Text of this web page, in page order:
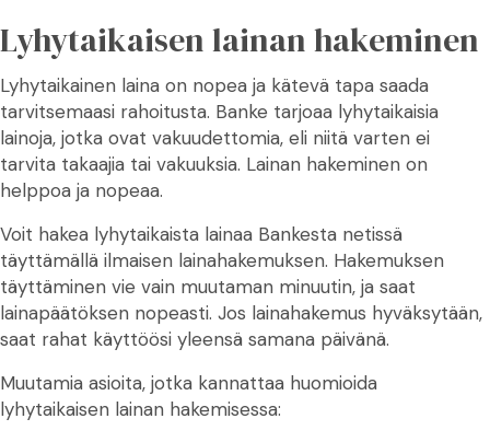
Lyhytaikaisen lainan hakeminen
Lyhytaikainen laina on nopea ja kätevä tapa saada
tarvitsemaasi rahoitusta. Banke tarjoaa lyhytaikaisia
lainoja, jotka ovat vakuudettomia, eli niitä varten ei
tarvita takaajia tai vakuuksia. Lainan hakeminen on
helppoa ja nopeaa.
Voit hakea lyhytaikaista lainaa Bankesta netissä
täyttämällä ilmaisen lainahakemuksen. Hakemuksen
täyttäminen vie vain muutaman minuutin, ja saat
lainapäätöksen nopeasti. Jos lainahakemus hyväksytään,
saat rahat käyttöösi yleensä samana päivänä.
Muutamia asioita, jotka kannattaa huomioida
lyhytaikaisen lainan hakemisessa: